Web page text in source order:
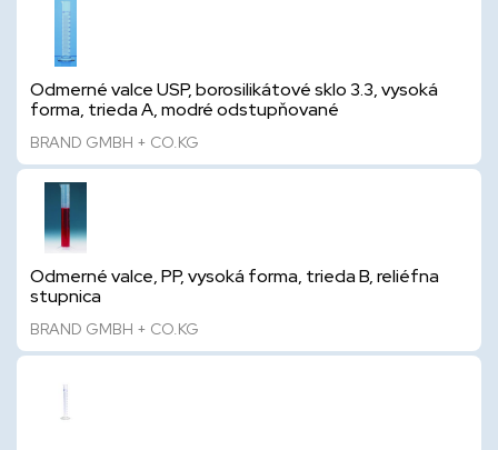
Odmerné valce USP, borosilikátové sklo 3.3, vysoká
forma, trieda A, modré odstupňované
BRAND GMBH + CO.KG
Odmerné valce, PP, vysoká forma, trieda B, reliéfna
stupnica
BRAND GMBH + CO.KG